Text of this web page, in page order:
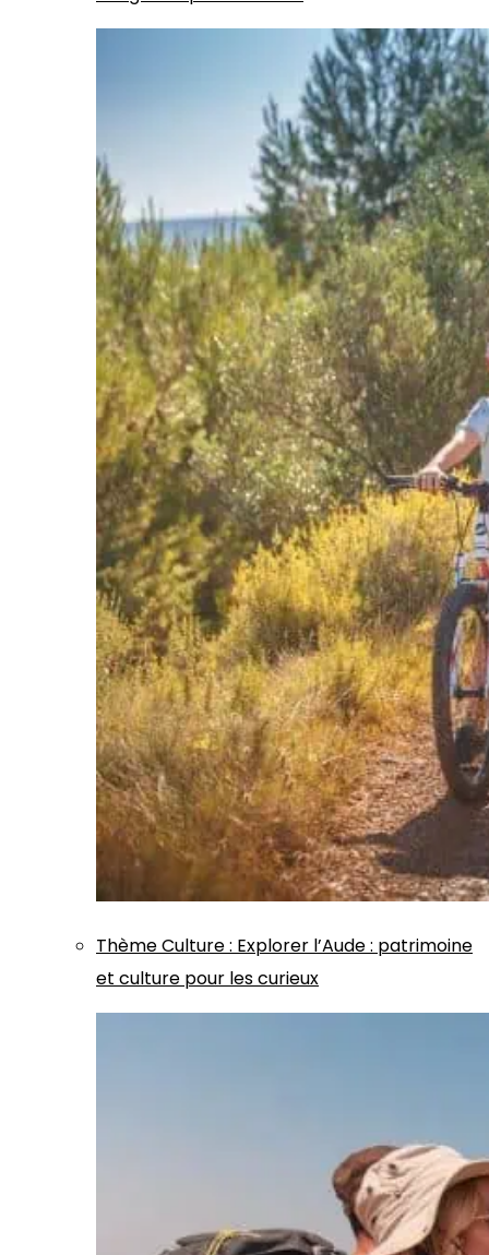
ThèmeCulture: Explorer l’Aude : patrimoine
et culture pour les curieux